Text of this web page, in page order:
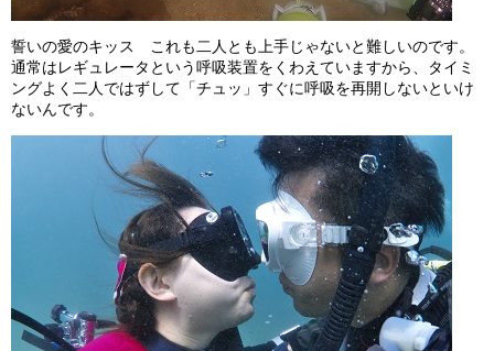
誓いの愛のキッス これも二人とも上手じゃないと難しいのです。
通常はレギュレータという呼吸装置をくわえていますから、タイミ
ングよく二人ではずして「チュッ」すぐに呼吸を再開しないといけ
ないんです。